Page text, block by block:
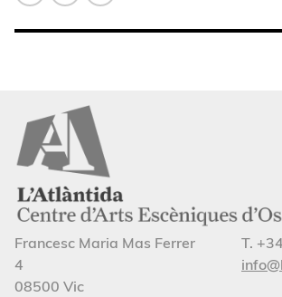
Francesc Maria Mas Ferrer
4
08500 Vic
T.